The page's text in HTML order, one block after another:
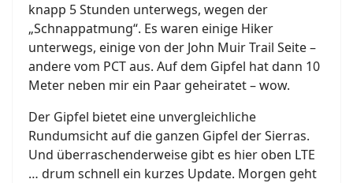
knapp 5 Stunden unterwegs, wegen der
„Schnappatmung“. Es waren einige Hiker
unterwegs, einige von der John Muir Trail Seite –
andere vom PCT aus. Auf dem Gipfel hat dann 10
Meter neben mir ein Paar geheiratet – wow.
Der Gipfel bietet eine unvergleichliche
Rundumsicht auf die ganzen Gipfel der Sierras.
Und überraschenderweise gibt es hier oben LTE
… drum schnell ein kurzes Update. Morgen geht